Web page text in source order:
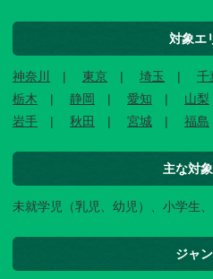
対象エ
神奈川 東京 埼玉 千
栃木
静岡 愛知 山梨
岩手
秋田 宮城 福島
主な対
未就学児（乳児、幼児）、小学生
ジャ